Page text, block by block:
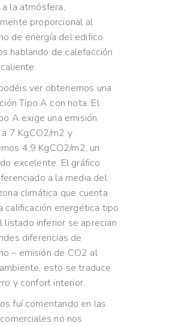
la atmósfera,
proporcional al
de energía del edifico.
hablando de calefacción
ver obtenemos una
Tipo A con nota. El
A exige una emisión
7 KgCO2/m2 y
4,9 KgCO2/m2, un
excelente. El gráfico
a la media del
climática que cuenta
calificación energética tipo
listado inferior se aprecian
diferencias de
– emisión de CO2 al
esto se traduce
y confort interior.
fuí comentando en las
no nos